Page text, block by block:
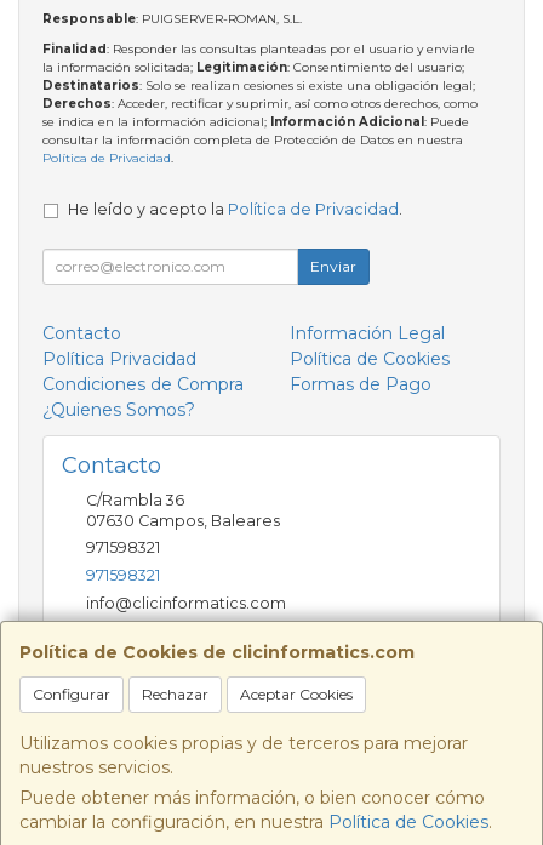
Política de Cookies de clicinformatics.com
Configurar Rechazar Aceptar Cookies
Utilizamos cookies propias y de terceros para mejorar
nuestros servicios.
Puede obtener más información, o bien conocer cómo
cambiar la configuración, en nuestra Política de Cookies.
Responsable: PUIGSERVER-ROMAN, S.L.
Finalidad: Responder las consultas planteadas por el usuario y enviarle
la información solicitada; Legitimación: Consentimiento del usuario;
Destinatarios: Solo se realizan cesiones si existe una obligación legal;
Derechos: Acceder, rectificar y suprimir, así como otros derechos, como
se indica en la información adicional; Información Adicional: Puede
consultar la información completa de Protección de Datos en nuestra
Política de Privacidad.
He leído y acepto la Política de Privacidad
Enviar
Contacto
Información Legal
Política Privacidad
Política de Cookies
Condiciones de Compra
Formas de Pago
¿Quienes Somos?
Contacto
C/Rambla 36
07630 Campos Baleares
971598321
971598321
info@clicinformatics.com
Horario
De lunes a viernes 9:00-13:30/16:00-19:30 Sábados
10:00-13:00
, , , , España. - C.I.F.: B57693244 - Tfno: